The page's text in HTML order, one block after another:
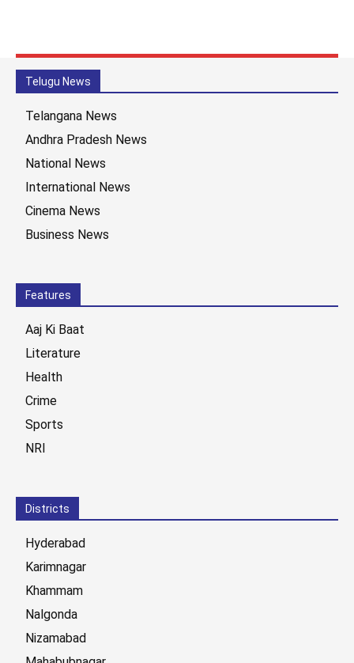
Telugu News
Telangana News
Andhra Pradesh News
National News
International News
Cinema News
Business News
Features
Aaj Ki Baat
Literature
Health
Crime
Sports
NRI
Districts
Hyderabad
Karimnagar
Khammam
Nalgonda
Nizamabad